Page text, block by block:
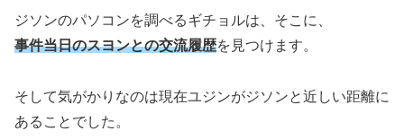
ジソンのパソコンを調べるギチョルは、そこに、
事件当日のスヨンとの交流履歴を見つけます。
そして気がかりなのは現在ユジンがジソンと近しい距離に
あることでした。